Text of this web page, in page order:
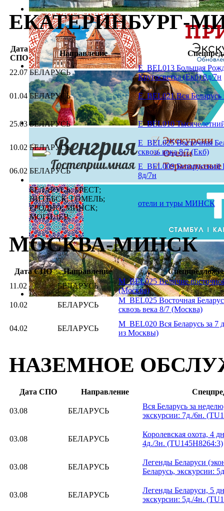
ЕКАТЕРИНБУРГ-
Дата
СПО
Направление
22.07 БЕЛАРУСЬ
E_BEL013 Большая
Кругосветка (Екб) 8д/7н
01.04 БЕЛАРУСЬ E_BEL021 Вся
25.03 БЕЛАРУСЬ E_BEL010
10.02 БЕЛАРУСЬ
E_BEL025 Восточная
сквозь века 8/7 (Екб)
06.02 БЕЛАРУСЬ
E_BEL009 Белорусский
8д/7н
БЕЛАРУСЬ; БРЕСТ;
ВИТЕБСК; ГОМЕЛЬ;
ГРОДНО; МИНСК;
МОГИЛЕВ;
отели и туры МИНСК
МОСКВА-МИНСК
Дата СПО Направление
11.02
БЕЛАРУСЬ
M_BEL025 Величие
(Москва)
10.02
БЕЛАРУСЬ
M_BEL025 Восточная
сквозь века 8/7 (Москва)
04.02 БЕЛАРУСЬ
M_BEL020 Вся Беларусь за 7
из Москвы)
НАЗЕМНОЕ
Дата СПО Направление
03.08 БЕЛАРУСЬ
Вся Беларусь за
экскурсии: 7д./6н.
03.08 БЕЛАРУСЬ
Королевская охота, 4
4д./3н. (TU145H8264:3)
03.08 БЕЛАРУСЬ
Легенды Беларуси
Беларусь, экскурсии:
03.08 БЕЛАРУСЬ
Легенды Беларуси, 5
экскурсии: 5д./4н.